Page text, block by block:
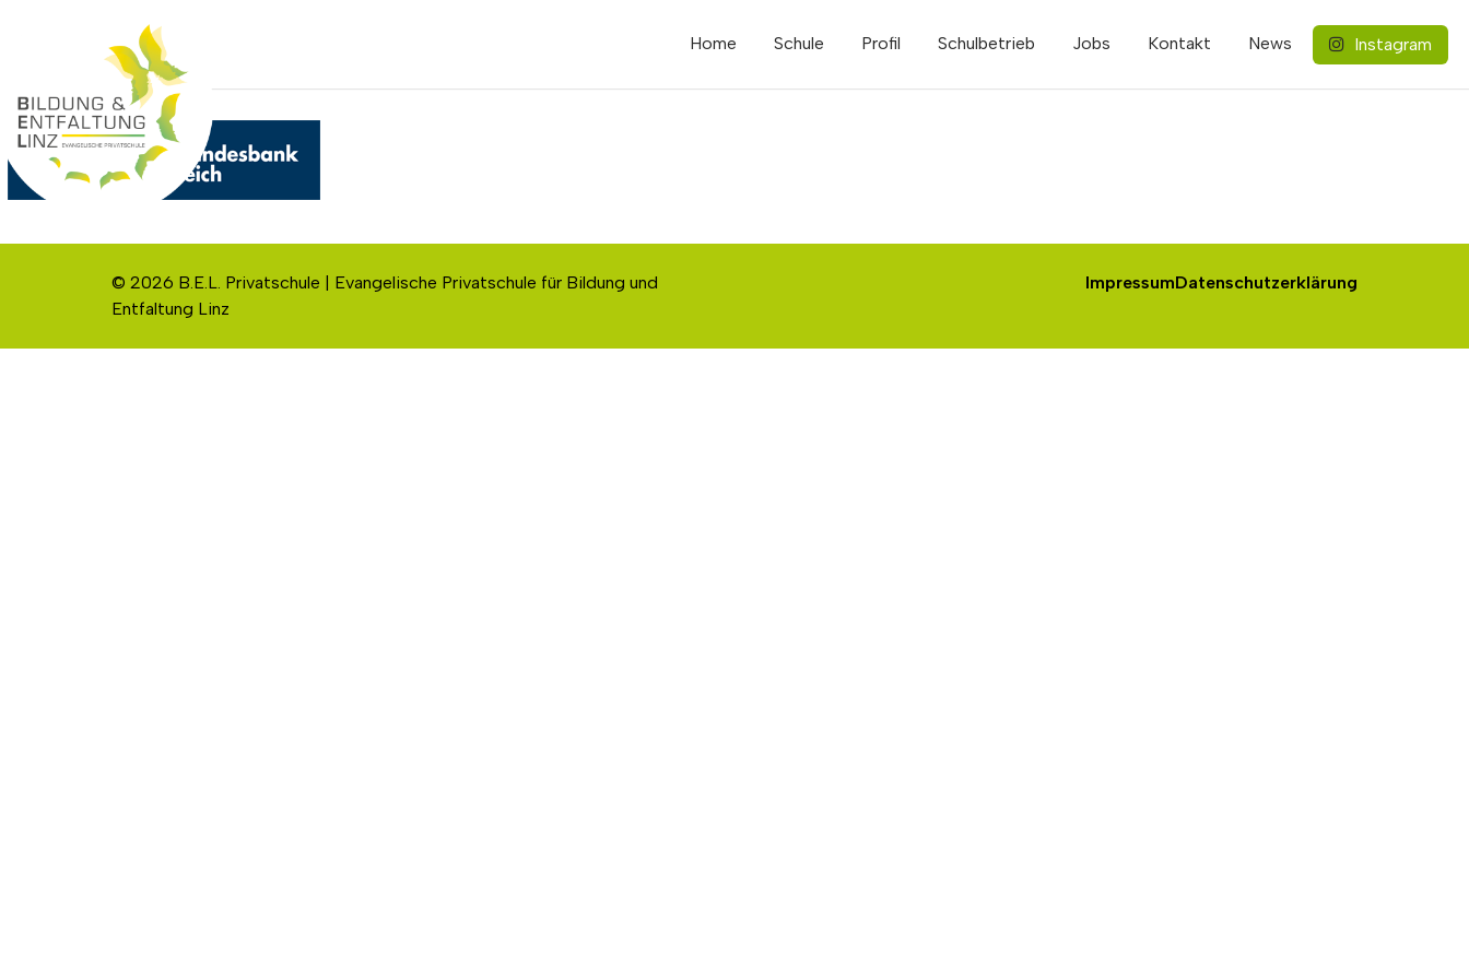
Home Schule Profil Schulbetrieb Jobs Kontakt News Instagram
© 2026 B.E.L. Privatschule | Evangelische Privatschule für Bildung und
Entfaltung Linz
ImpressumDatenschutzerklärung